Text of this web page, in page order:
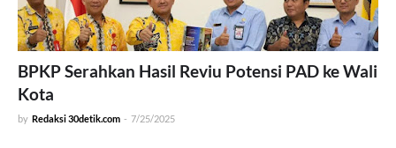
BPKP Serahkan Hasil Reviu Potensi PAD ke Wali
Kota
by Redaksi 30detik.com - 7/25/2025